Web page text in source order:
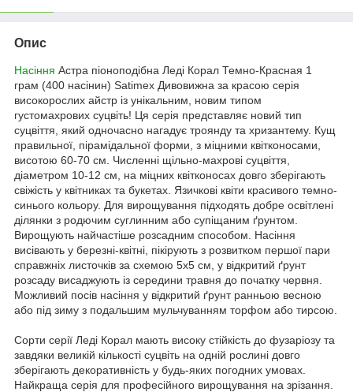
Опис
Насіння Астра піоноподібна Леді Корал Темно-Красная 1
грам (400 насінин) Satimex Дивовижна за красою серія
високорослих айстр із унікальним, новим типом
густомахрових суцвіть! Ця серія представляє новий тип
суцвіття, який одночасно нагадує троянду та хризантему. Кущ
правильної, пірамідальної форми, з міцними квітконосами,
висотою 60-70 см.
Численні щільно-махрові суцвіття,
діаметром 10-12 см, на міцних квітконосах довго зберігають
свіжість у квітниках та букетах. Язичкові квіти красивого темно-
синього кольору. Для вирощування підходять добре освітлені
ділянки з родючим суглинним або супіщаним ґрунтом.
Вирощують найчастіше розсадним способом. Насіння
висівають у березні-квітні, пікірують з розвитком першої пари
справжніх листочків за схемою 5х5 см, у відкритий ґрунт
розсаду висаджують із середини травня до початку червня.
Можливий посів насіння у відкритий ґрунт ранньою весною
або під зиму з подальшим мульчуванням торфом або тирсою.
Сорти серії Леді Корал мають високу стійкість до фузаріозу та
завдяки великій кількості суцвіть на одній рослині довго
зберігають декоративність у будь-яких погодних умовах.
Найкраща серія для професійного вирощування на зрізання.